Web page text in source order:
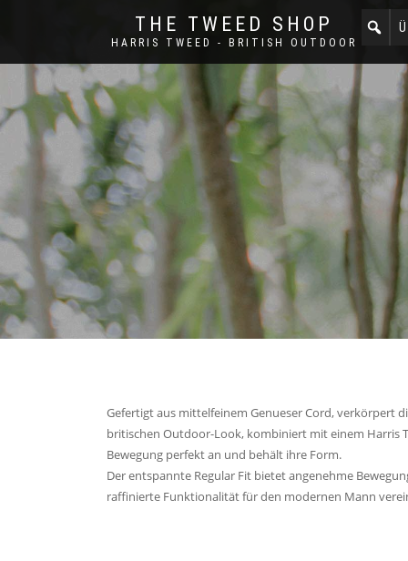
THE TWEED SHOP
HARRIS TWEED - BRITISH OUTDOOR
Gefertigt aus mittelfeinem Genueser Cord, verkörpert
britischen Outdoor-Look, kombiniert mit einem Harris
Bewegung perfekt an und behält ihre Form.
Der entspannte Regular Fit bietet angenehme
raffinierte Funktionalität für den modernen Mann